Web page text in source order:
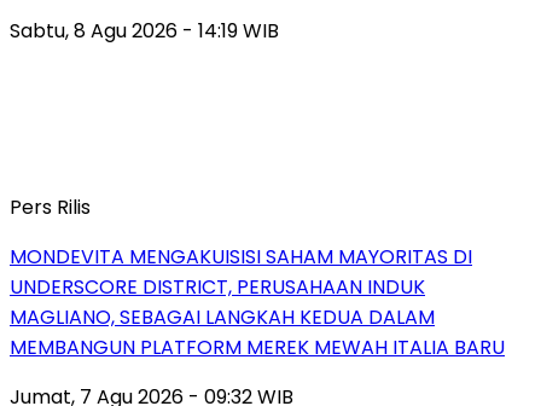
Sabtu, 8 Agu 2026 - 14:19 WIB
Pers Rilis
MONDEVITA MENGAKUISISI SAHAM MAYORITAS DI
UNDERSCORE DISTRICT, PERUSAHAAN INDUK
MAGLIANO, SEBAGAI LANGKAH KEDUA DALAM
MEMBANGUN PLATFORM MEREK MEWAH ITALIA BARU
Jumat, 7 Agu 2026 - 09:32 WIB